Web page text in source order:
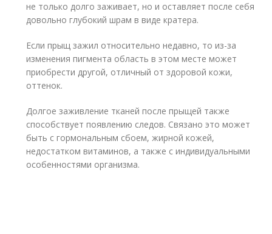
не только долго заживает, но и оставляет после себя
довольно глубокий шрам в виде кратера.
Если прыщ зажил относительно недавно, то из-за
изменения пигмента область в этом месте может
приобрести другой, отличный от здоровой кожи,
оттенок.
Долгое заживление тканей после прыщей также
способствует появлению следов. Связано это может
быть с гормональным сбоем, жирной кожей,
недостатком витаминов, а также с индивидуальными
особенностями организма.